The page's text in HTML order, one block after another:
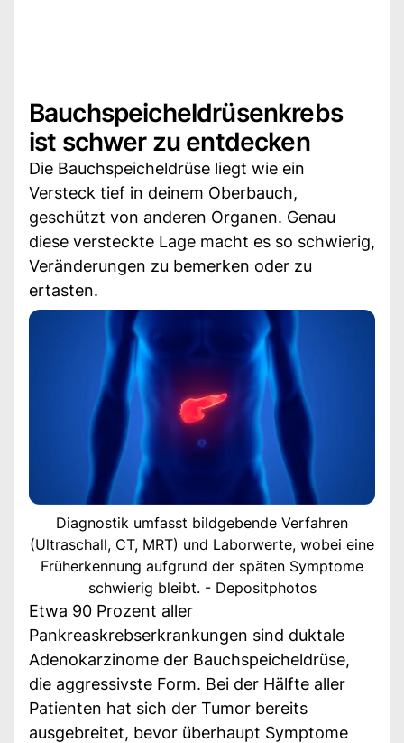
Bauchspeicheldrüsenkrebs
ist schwer zu entdecken
Die Bauchspeicheldrüse liegt wie ein
Versteck tief in deinem Oberbauch,
geschützt von anderen Organen. Genau
diese versteckte Lage macht es so schwierig,
Veränderungen zu bemerken oder zu
ertasten.
Diagnostik umfasst bildgebende Verfahren
(Ultraschall, CT, MRT) und Laborwerte, wobei eine
Früherkennung aufgrund der späten Symptome
schwierig bleibt. - Depositphotos
Etwa 90 Prozent aller
Pankreaskrebserkrankungen sind duktale
Adenokarzinome der Bauchspeicheldrüse,
die aggressivste Form. Bei der Hälfte aller
Patienten hat sich der Tumor bereits
ausgebreitet, bevor überhaupt Symptome